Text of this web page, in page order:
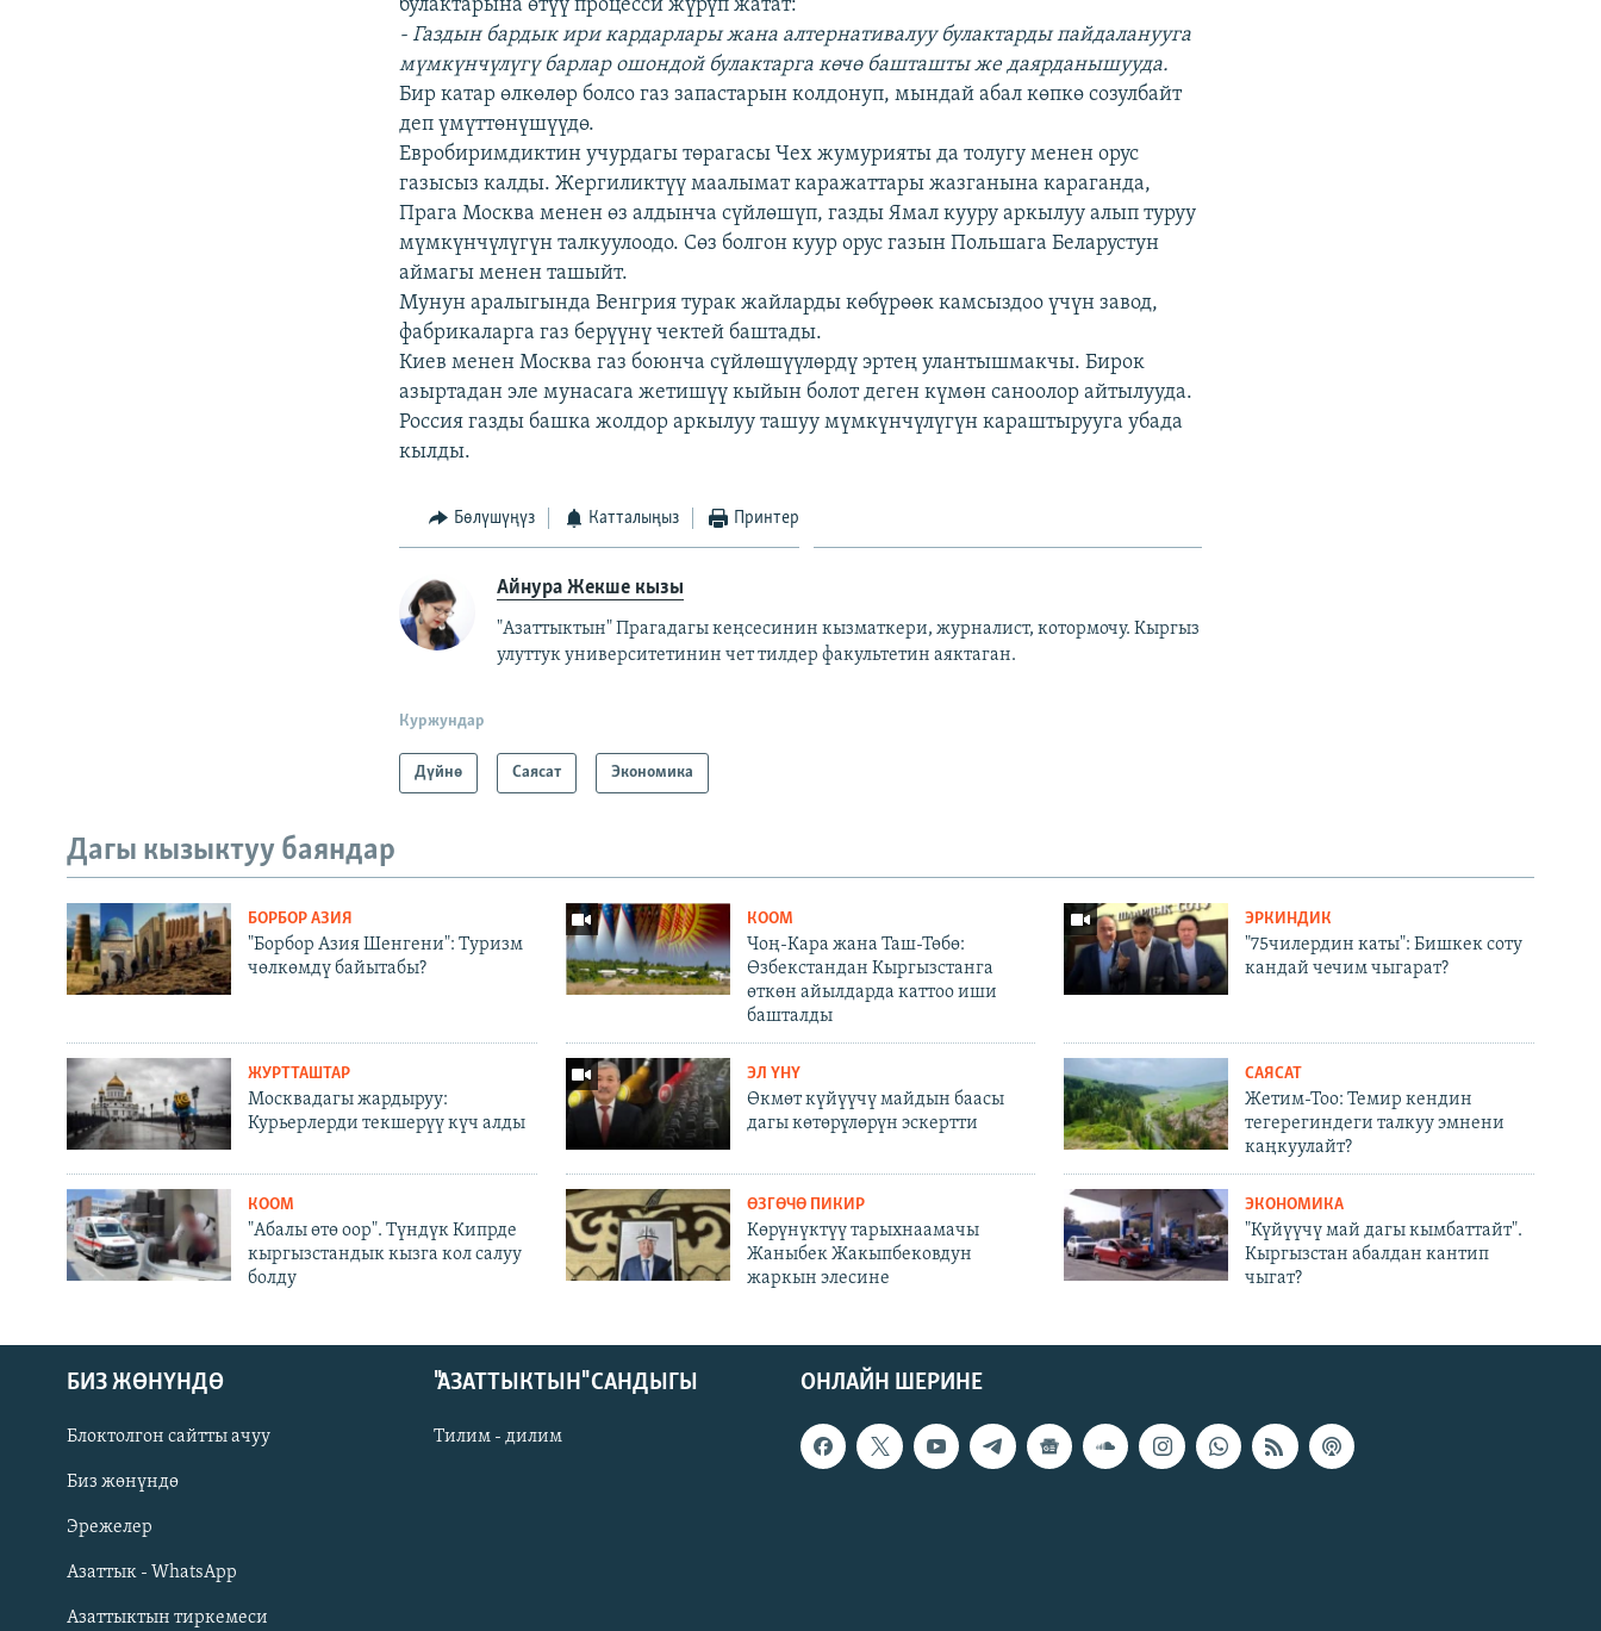
Русский
ОНЛАЙН ШЕРИНЕ
булактарына өтүү процесси жүрүп жатат:
- Газдын бардык ири кардарлары жана алтернативалуу булактарды пайдаланууга
мүмкүнчүлүгү барлар ошондой булактарга көчө башташты же даярданышууда.
Бир катар өлкөлөр болсо газ запастарын колдонуп, мындай абал көпкө созулбайт
деп үмүттөнүшүүдө.
Евробиримдиктин учурдагы төрагасы Чех жумурияты да толугу менен орус
газысыз калды. Жергиликтүү маалымат каражаттары жазганына караганда,
Прага Москва менен өз алдынча сүйлөшүп, газды Ямал кууру аркылуу алып туруу
мүмкүнчүлүгүн талкуулоодо. Сөз болгон куур орус газын Польшага Беларустун
аймагы менен ташыйт.
Мунун аралыгында Венгрия турак жайларды көбүрөөк камсыздоо үчүн завод,
фабрикаларга газ берүүнү чектей баштады.
Киев менен Москва газ боюнча сүйлөшүүлөрдү эртең улантышмакчы. Бирок
азыртадан эле мунасага жетишүү кыйын болот деген күмөн саноолор айтылууда.
Россия газды башка жолдор аркылуу ташуу мүмкүнчүлүгүн караштырууга убада
кылды.
Бөлүшүңүз Катталыңыз Принтер
Айнура Жекше кызы
"Азаттыктын" Прагадагы кеңсесинин кызматкери, журналист, котормочу. Кыргыз
улуттук университетинин чет тилдер факультетин аяктаган.
Куржундар
Дүйнө Саясат Экономика
Дагы кызыктуу баяндар
БОРБОР АЗИЯ
"Борбор Азия Шенгени": Туризм
чөлкөмдү байытабы?
КООМ
Чоң-Кара жана Таш-Төбө:
Өзбекстандан Кыргызстанга
өткөн айылдарда каттоо иши
башталды
ЭРКИНДИК
"75чилердин каты": Бишкек соту
кандай чечим чыгарат?
ЖУРТТАШТАР
Москвадагы жардыруу:
Курьерлерди текшерүү күч алды
ЭЛ ҮНҮ
Өкмөт күйүүчү майдын баасы
дагы көтөрүлөрүн эскертти
САЯСАТ
Жетим-Тоо: Темир кендин
тегерегиндеги талкуу эмнени
каңкуулайт?
КООМ
"Абалы өтө оор". Түндүк Кипрде
кыргызстандык кызга кол салуу
болду
ӨЗГӨЧӨ ПИКИР
Көрүнүктүү тарыхнаамачы
Жаныбек Жакыпбековдун
жаркын элесине
ЭКОНОМИКА
"Күйүүчү май дагы кымбаттайт".
Кыргызстан абалдан кантип
чыгат?
ОНЛАЙН ШЕРИНЕ
БИЗ ЖӨНҮНДӨ
Блоктолгон сайтты ачуу
Биз жөнүндө
Эрежелер
Азаттык - WhatsApp
Азаттыктын тиркемеси
"АЗАТТЫКТЫН" САНДЫГЫ
Тилим - дилим